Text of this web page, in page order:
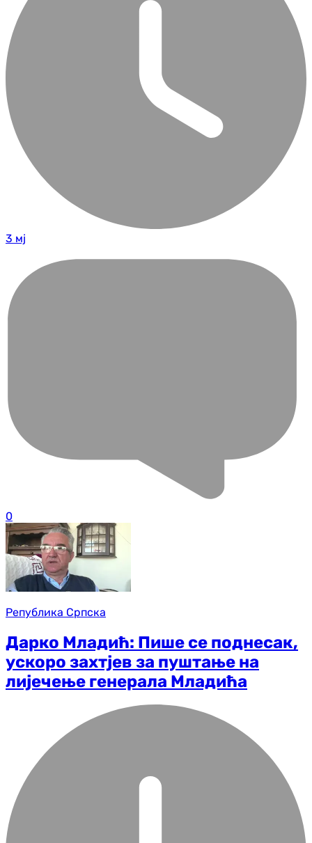
3 мј
0
Република Српска
Дарко Младић: Пише се поднесак,
ускоро захтјев за пуштање на
лијечење генерала Младића